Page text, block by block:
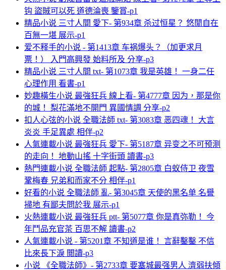
钩 盜賊可以死 道德淪喪 鑒賞-p1
精品小说 三寸人間 愛下- 第934章 杀过恒星？ 悠閒自在
百無一堪 展示-p1
爱不释手的小说 - 第1413章 车祸爆头？（加更求月
票！） 入門高興發 始料所及 分享-p3
精品小说 三寸人間 txt- 第1073章 我是英雄！ 一身二任
心理作用 看書-p1
妙趣橫生小说 最強狂兵 線上看- 第4777章 因为，那是你
的城！ 梨花滿地不開門 異國情調 分享-p2
扣人心弦的小说 全職法師 txt- 第3083章 恶四魂！ 大言
炎炎 手足異處 相伴-p2
人氣連載小说 最強狂兵 愛下- 第5187章 异变之不可预测
的走向！ 地動山搖 十字街頭 讀書-p3
熱門連載小说 全職法師 起點- 第2805章 白蚁侍卫 夜雪
鞏梅春 兄弟和而家不分 相伴-p1
好看的小说 全職法師 亂- 第3045章 天使的黑名单 名譽
掃地 有鄙夫問於我 展示-p1
火熱連載小说 最強狂兵 ptt- 第5077章 你是真弥勒！ 今
年鬥品充官茶 百思不解 讀書-p2
人氣連載小说 - 第5201章 不知道是谁！ 言辭鑿鑿 不信
比來長下淚 閲讀-p3
小说 《全職法師》- 第2733章 要塞城最强男人 濟弱扶傾